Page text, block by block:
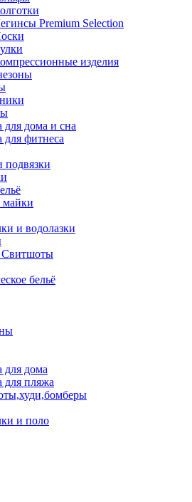
Premium Selection
изделия
дома и сна
фитнеса
подвязки
и водолазки
Свитшоты
бельё
для дома
для пляжа
и поло